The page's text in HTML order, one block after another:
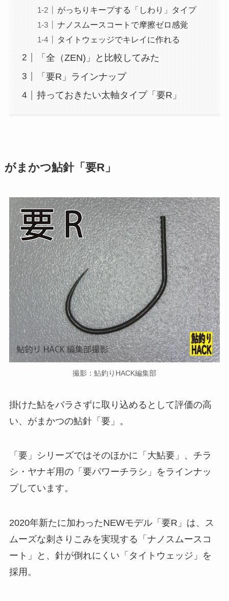
がっちりキープする「しわり」タイプ
ナノスムースコートで摩擦ゼロ感覚
タイトウェッジでキレイに作れる
「全（ZEN)」と比較してみた
「要R」ラインナップ
持っておきたい太軸タイプ「要R」
がまかつ鮎針「要R」
撮影：鮎釣りHACK編集部
掛けた鮎をバラさずに取り込めるとして評価の高
い、がまかつの鮎針「要」。
「要」シリーズではそのほかに「大鮎要」、チラ
シ・ヤナギ用の「要パワーチラシ」をラインナッ
プしています。
2020年新たに加わったNEWモデル「要R」は、ス
ムーズな刺さりこみを実現する「ナノスムースコ
ート」と、針が倒れにくい「タイトウェッジ」を
採用。